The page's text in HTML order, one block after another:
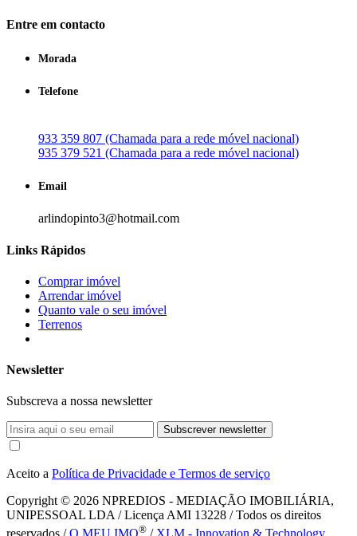
Entre em contacto
Morada
Telefone
933 359 807 (Chamada para a rede móvel nacional)
935 379 521 (Chamada para a rede móvel nacional)
Email
arlindopinto3@hotmail.com
Links Rápidos
Comprar imóvel
Arrendar imóvel
Quanto vale o seu imóvel
Terrenos
Newsletter
Subscreva a nossa newsletter
Subscrever newsletter
Aceito a Política de Privacidade e Termos de serviço
Copyright © 2026 NPREDIOS - MEDIAÇÃO IMOBILIÁRIA,
UNIPESSOAL LDA / Licença AMI 13228 / Todos os direitos
reservados /O MEU IMO® / XLM - Innovation & Technology